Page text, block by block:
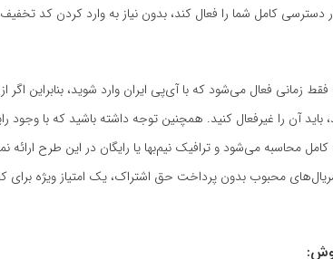
کامل شما را فعال کند، بدون نیاز به وارد کردن کد
فقط زمانی فعال می‌شود که با آی‌پی ایران وارد شوید، بنابراین اگر
باید آن را غیرفعال کنید. همچنین توجه داشته باشید که با وجود
کامل محاسبه می‌شود و ترافیک نیم‌بها یا رایگان در این طرح ارائه
محبوب بدون پرداخت حق اشتراک، یک امتیاز ویژه برای